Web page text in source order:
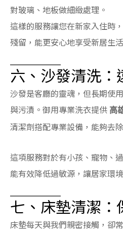
對玻璃、地板做細緻處理。
這樣的服務讓您在新家入住時
殘留，能更安心地享受新居生
六、沙發清洗：
沙發是客廳的靈魂，但長期使
與污漬。御用專業洗衣提供 高
清潔劑搭配專業設備，能夠去
這項服務對於有小孩、寵物、
能有效降低過敏源，讓居家環
七、床墊清潔：
床墊每天與我們親密接觸，卻